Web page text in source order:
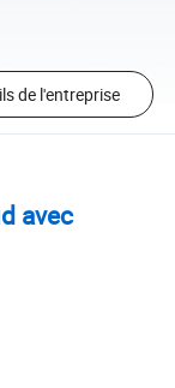
de l'entreprise
avec